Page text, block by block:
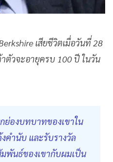
เสียชีวิตเมื่อวันที่ 28
ตัวจะอายุครบ 100 ปี ในวัน
ย่องบทบาทของเขาใน
คำนับ และรับรางวัล
พันธ์ของเขากับผมเป็น